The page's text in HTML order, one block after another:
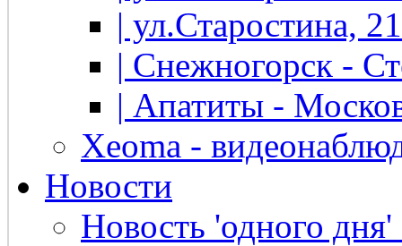
| ул.Старостина,
| Снежногорск -
| Апатиты -
Xeoma -
Новости
Новость 'одного